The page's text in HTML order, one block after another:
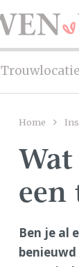
Home
een
Ben je al